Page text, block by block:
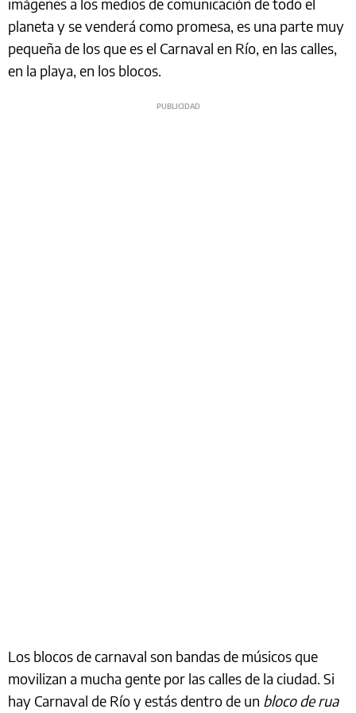
imágenes a los medios de comunicación de todo el
planeta y se venderá como promesa, es una parte muy
pequeña de los que es el Carnaval en Río, en las calles,
en la playa, en los blocos.
Los blocos de carnaval son bandas de músicos que
movilizan a mucha gente por las calles de la ciudad. Si
hay Carnaval de Río y estás dentro de un bloco de rua